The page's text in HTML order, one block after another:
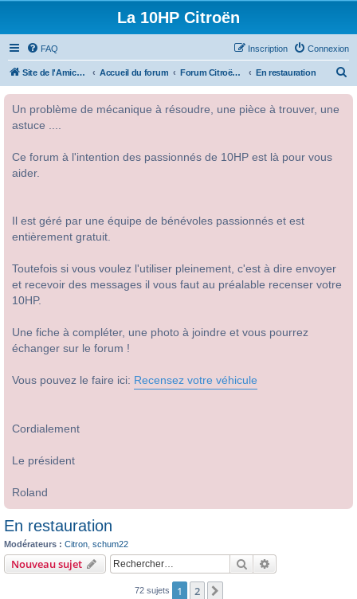
La 10HP Citroën
FAQ Connexion
Inscription
Site de l'Amicale Citroën 10HP Accueil du forum Forum Citroën 10HP En restauration
Un problème de mécanique à résoudre, une pièce à trouver, une
astuce ....
Ce forum à l'intention des passionnés de 10HP est là pour vous
aider.
Il est géré par une équipe de bénévoles passionnés et est
entièrement gratuit.
Toutefois si vous voulez l'utiliser pleinement, c'est à dire envoyer
et recevoir des messages il vous faut au préalable recenser votre
10HP.
Une fiche à compléter, une photo à joindre et vous pourrez
échanger sur le forum !
Vous pouvez le faire ici: Recensez votre véhicule
Cordialement
Le président
Roland
En restauration
Modérateurs : Citron schum22
Nouveau sujet Rechercher
72 sujets 1 2